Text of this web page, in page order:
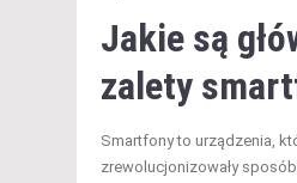
Jakie są
zalety
Smartfony to urządzenia,
zrewolucjonizowały